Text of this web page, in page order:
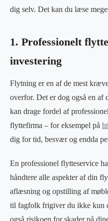
dig selv. Det kan du læse
1. Professionelt
investering
Flytning er en af de mest
overfor. Det er dog også en
kan drage fordel af
flyttefirma – for eksempel på
dig for tid, besvær og endda
En professionel flytteservice
håndtere alle aspekter af din
aflæsning og opstilling af
til fagfolk frigiver du ikke kun
også risikoen for skader på